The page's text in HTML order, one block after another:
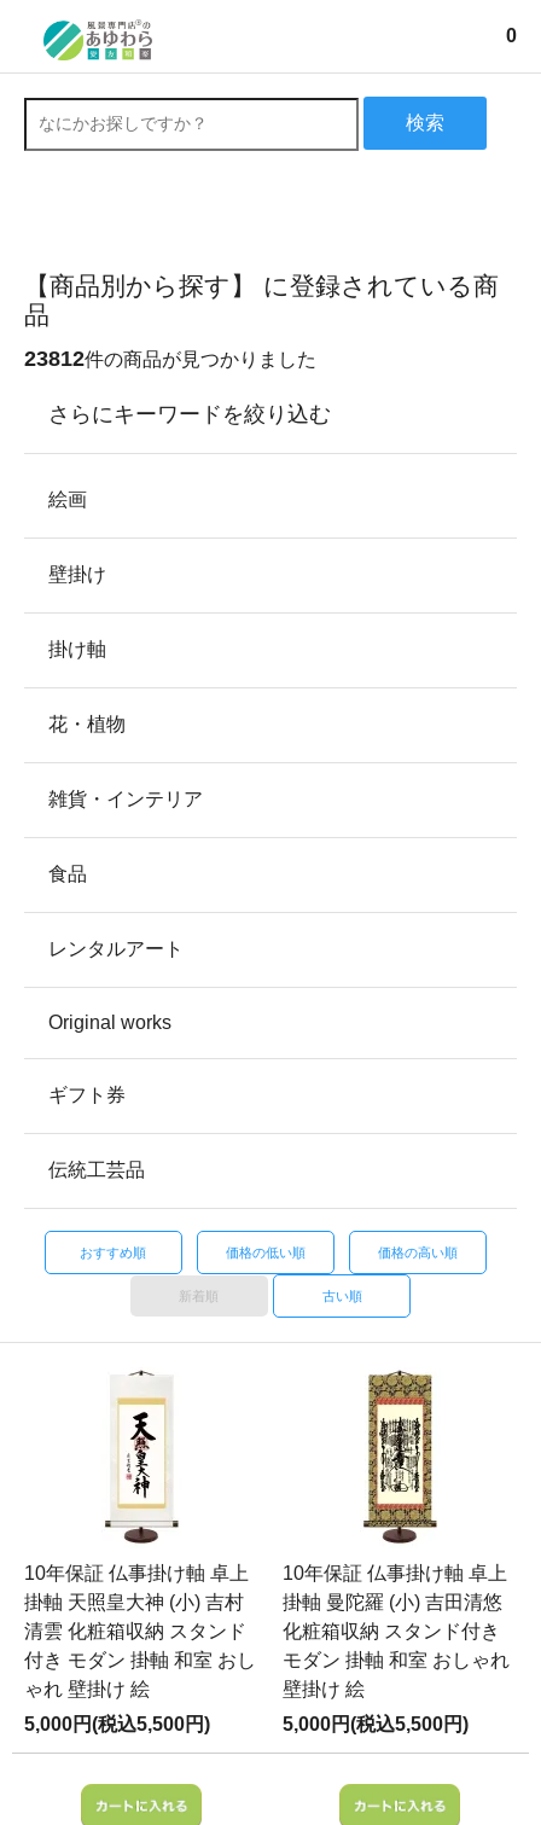
0
検索
【商品別から探す】 に登録されている商
品
23812件の商品が見つかりました
さらにキーワードを絞り込む
絵画
壁掛け
掛け軸
花・植物
雑貨・インテリア
食品
レンタルアート
Original works
ギフト券
伝統工芸品
おすすめ順 価格の低い順 価格の高い順
新着順 古い順
10年保証 仏事掛け軸 卓上
掛軸 天照皇大神 (小) 吉村
清雲 化粧箱収納 スタンド
付き モダン 掛軸 和室 おし
ゃれ 壁掛け 絵
5,000円(税込5,500円)
10年保証 仏事掛け軸 卓上
掛軸 曼陀羅 (小) 吉田清悠
化粧箱収納 スタンド付き
モダン 掛軸 和室 おしゃれ
壁掛け 絵
5,000円(税込5,500円)